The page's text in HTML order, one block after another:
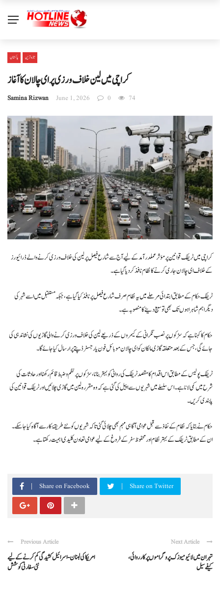
پاکستان تازہ ترین
کراچی میں لین خلاف ورزی پر ای چالان کا آغاز
Samina Rizwan June 1, 2026 0 74
کراچی میں ٹریفک قوانین پر مؤثر عملدرآمد کے لیے آج سے شارع فیصل پر لین کی خلاف ورزی کرنے والے ڈرائیورز
کے خلاف ای چالان جاری کرنے کا نظام نافذ کر دیا گیا ہے۔
ٹریفک حکام کے مطابق ابتدائی مرحلے میں یہ نظام صرف شارع فیصل پر نافذ کیا گیا ہے، جبکہ مستقبل میں اسے شہر کی
دیگر اہم شاہراہوں تک بھی توسیع دینے کا منصوبہ ہے۔
حکام کا کہنا ہے کہ سڑکوں پر نصب نگرانی کے کیمروں کے ذریعے لین کی خلاف ورزی کرنے والی گاڑیوں کی نشاندہی کی
جائے گی، جس کے بعد متعلقہ گاڑی مالکان کو ای چالان موبائل فون یا رجسٹرڈ پتے پر ارسال کیا جائے گا۔
ٹریفک پولیس کے مطابق اس اقدام کا مقصد ٹریفک کی روانی کو بہتر بنانا، سڑکوں پر نظم و ضبط قائم رکھنا اور حادثات کی
شرح میں کمی لانا ہے۔ اس سلسلے میں شہریوں سے اپیل کی گئی ہے کہ وہ مقررہ لین میں گاڑی چلائیں اور ٹریفک قوانین کی
پابندی کریں۔
حکام نے بتایا کہ نظام کے نفاذ سے قبل عوامی آگاہی مہم بھی چلائی گئی تاکہ شہریوں کو نئے طریقۂ کار سے آگاہ کیا جا سکے۔
ان کے مطابق ٹریفک کے بہتر نظام اور محفوظ سفر کے فروغ کے لیے عوامی تعاون کلیدی اہمیت رکھتا ہے۔
Share on Facebook Share on Twitter
Previous Article
امریکا کی لبنان-اسرائیل کشیدگی کم کرنے کے لیے
نئی سفارتی کوشش
Next Article
تہران میں لائیو میوزک پروگراموں پر کارروائی،
کیفے سیل